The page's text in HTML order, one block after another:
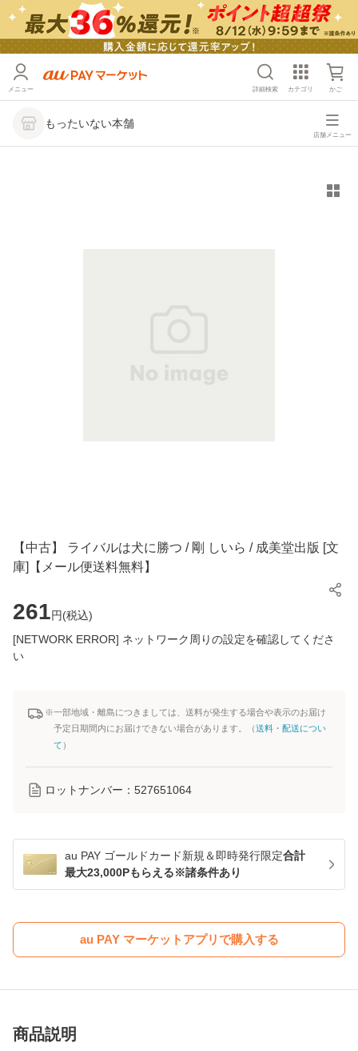
メニュー 詳細検索 カテゴリ かご
もったいない本舗
店舗メニュー
【中古】 ライバルは犬に勝つ / 剛 しいら / 成美堂出版 [文
庫]【メール便送料無料】
261円(税込)
[NETWORK ERROR] ネットワーク周りの設定を確認してくださ
い
※一部地域・離島につきましては、送料が発生する場合や表示のお届け
予定日期間内にお届けできない場合があります。（送料・配送につい
て ）
ロットナンバー： 527651064
au PAY ゴールドカード新規＆即時発行限定合計
最大23,000Pもらえる※諸条件あり
au PAY マーケットアプリで購入する
商品説明